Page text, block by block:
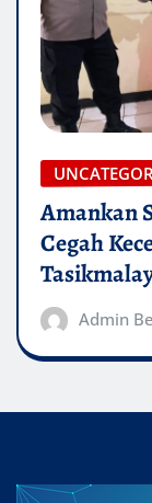
Amankan
Cegah
Admin